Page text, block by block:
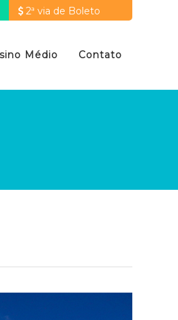
2ª via de Boleto
Contato
Médio